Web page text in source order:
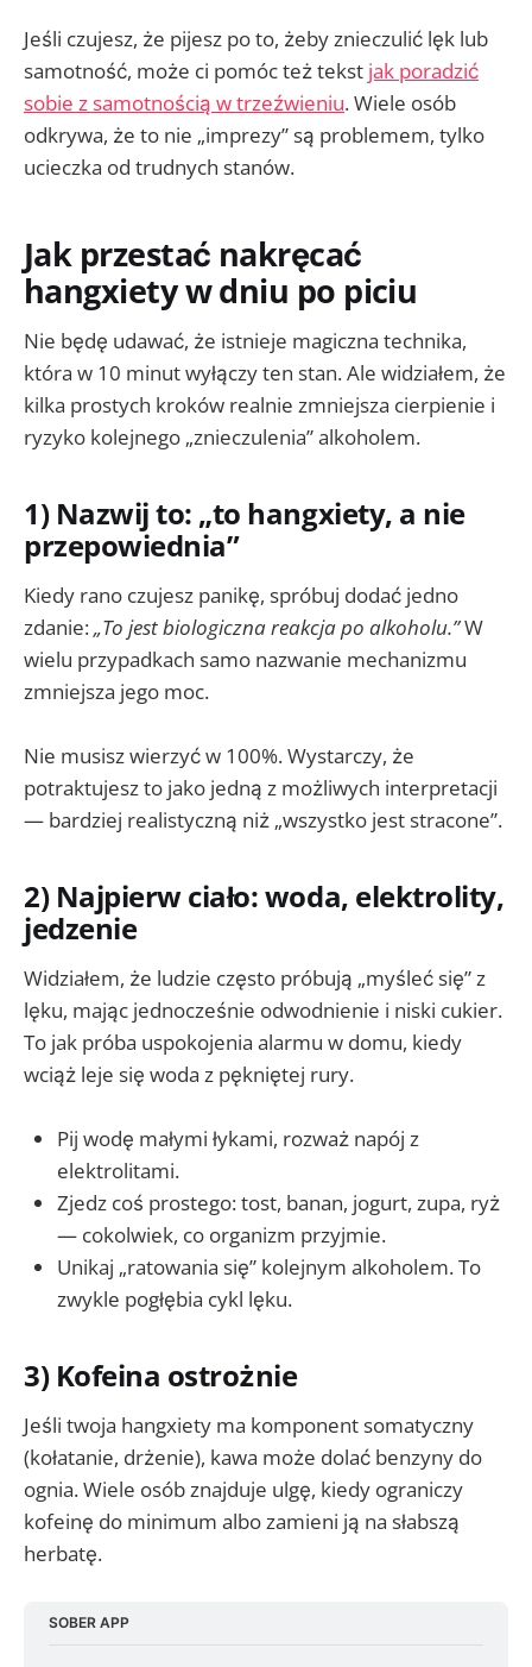
Jeśli czujesz, że pijesz po to, żeby znieczulić lęk lub
samotność, może ci pomóc też tekst jak poradzić
sobie z samotnością w trzeźwieniu. Wiele osób
odkrywa, że to nie „imprezy” są problemem, tylko
ucieczka od trudnych stanów.
Jak przestać nakręcać
hangxiety w dniu po piciu
Nie będę udawać, że istnieje magiczna technika,
która w 10 minut wyłączy ten stan. Ale widziałem, że
kilka prostych kroków realnie zmniejsza cierpienie i
ryzyko kolejnego „znieczulenia” alkoholem.
1) Nazwij to: „to hangxiety, a nie
przepowiednia”
Kiedy rano czujesz panikę, spróbuj dodać jedno
zdanie:„To jest biologiczna reakcja po alkoholu.”W
wielu przypadkach samo nazwanie mechanizmu
zmniejsza jego moc.
Nie musisz wierzyć w 100%. Wystarczy, że
potraktujesz to jako jedną z możliwych interpretacji
— bardziej realistyczną niż „wszystko jest stracone”.
2) Najpierw ciało: woda, elektrolity,
jedzenie
Widziałem, że ludzie często próbują „myśleć się” z
lęku, mając jednocześnie odwodnienie i niski cukier.
To jak próba uspokojenia alarmu w domu, kiedy
wciąż leje się woda z pękniętej rury.
Pij wodę małymi łykami, rozważ napój z
elektrolitami.
Zjedz coś prostego: tost, banan, jogurt, zupa, ryż
— cokolwiek, co organizm przyjmie.
Unikaj „ratowania się” kolejnym alkoholem. To
zwykle pogłębia cykl lęku.
3) Kofeina ostrożnie
Jeśli twoja hangxiety ma komponent somatyczny
(kołatanie, drżenie), kawa może dolać benzyny do
ognia. Wiele osób znajduje ulgę, kiedy ograniczy
kofeinę do minimum albo zamieni ją na słabszą
herbatę.
SOBER APP